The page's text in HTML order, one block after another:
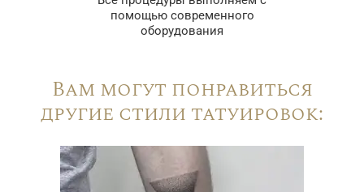
помощью современного
оборудования
Вам могут понравиться
другие стили татуировок: